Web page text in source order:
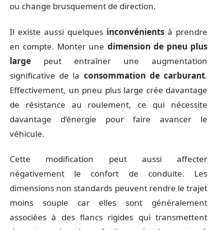
ou change brusquement de direction.
Il existe aussi quelques inconvénients à prendre
en compte. Monter une dimension de pneu plus
large peut entraîner une augmentation
significative de la consommation de carburant.
Effectivement, un pneu plus large crée davantage
de résistance au roulement, ce qui nécessite
davantage d’énergie pour faire avancer le
véhicule.
Cette modification peut aussi affecter
négativement le confort de conduite. Les
dimensions non standards peuvent rendre le trajet
moins souple car elles sont généralement
associées à des flancs rigides qui transmettent